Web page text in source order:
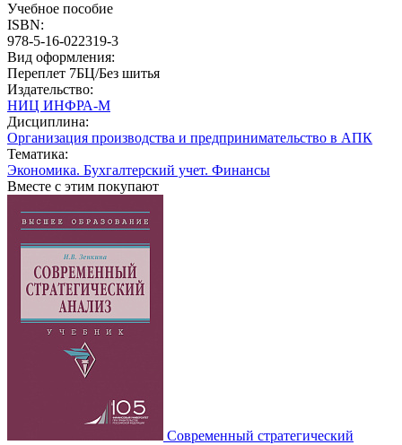
Учебное пособие
ISBN:
978-5-16-022319-3
Вид оформления:
Переплет 7БЦ/Без шитья
Издательство:
НИЦ ИНФРА-М
Дисциплина:
Организация производства и предпринимательство в АПК
Тематика:
Экономика. Бухгалтерский учет. Финансы
Вместе с этим покупают
Современный стратегический